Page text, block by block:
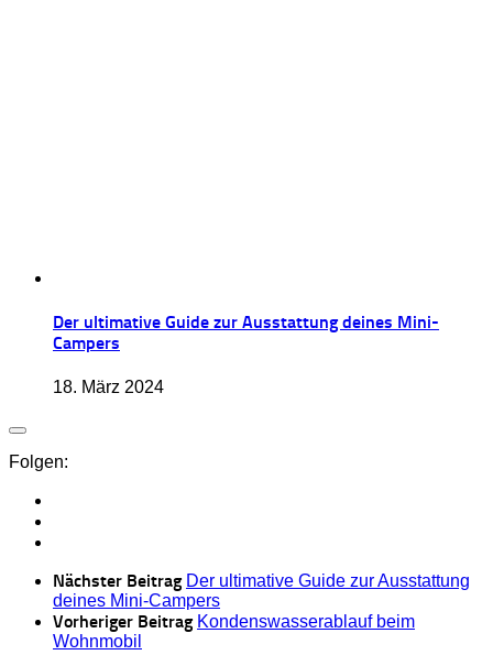
Der ultimative Guide zur Ausstattung deines Mini-
Campers
18. März 2024
Folgen:
Nächster Beitrag Der ultimative Guide zur Ausstattung
deines Mini-Campers
Vorheriger Beitrag Kondenswasserablauf beim
Wohnmobil